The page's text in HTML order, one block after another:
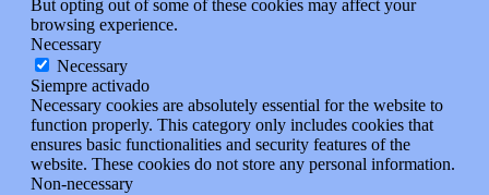
But opting out of some of these cookies may affect your
browsing experience.
Necessary
Necessary
Siempre activado
Necessary cookies are absolutely essential for the website to
function properly. This category only includes cookies that
ensures basic functionalities and security features of the
website. These cookies do not store any personal information.
Non-necessary